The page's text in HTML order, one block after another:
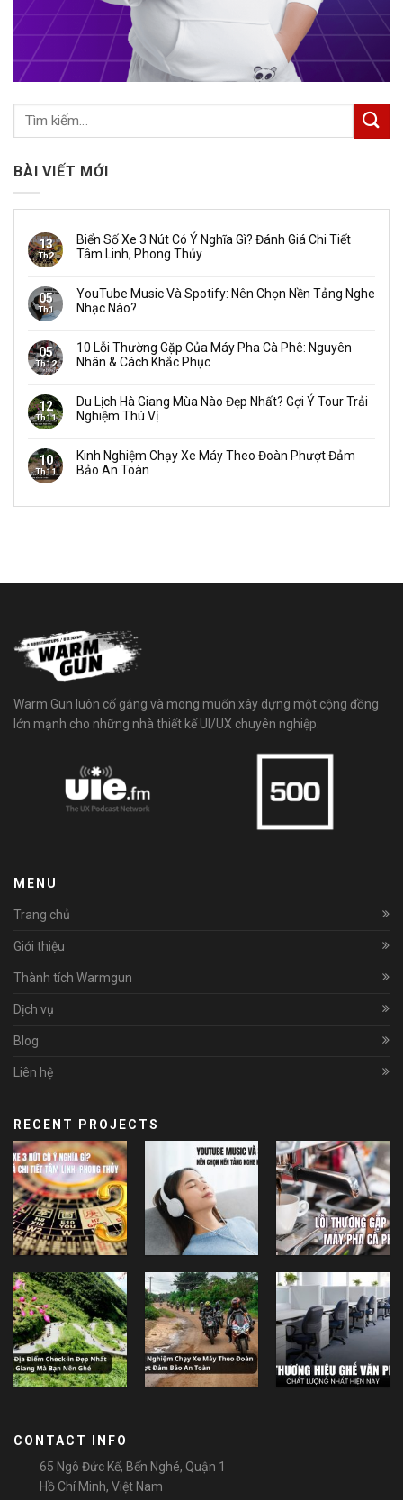
BÀI VIẾT MỚI
13
Th2
Biển Số Xe 3 Nút Có Ý Nghĩa Gì? Đánh Giá Chi Tiết
Tâm Linh, Phong Thủy
05
Th1
YouTube Music Và Spotify: Nên Chọn Nền Tảng Nghe
Nhạc Nào?
05
Th12
10 Lỗi Thường Gặp Của Máy Pha Cà Phê: Nguyên
Nhân & Cách Khắc Phục
12
Th11
Du Lịch Hà Giang Mùa Nào Đẹp Nhất? Gợi Ý Tour Trải
Nghiệm Thú Vị
10
Th11
Kinh Nghiệm Chạy Xe Máy Theo Đoàn Phượt Đảm
Bảo An Toàn
Warm Gun luôn cố gắng và mong muốn xây dựng một cộng đồng
lớn mạnh cho những nhà thiết kế UI/UX chuyên nghiệp.
MENU
Trang chủ
Giới thiệu
Thành tích Warmgun
Dịch vụ
Blog
Liên hệ
RECENT PROJECTS
CONTACT INFO
65 Ngô Đức Kế, Bến Nghé, Quận 1
Hồ Chí Minh, Việt Nam